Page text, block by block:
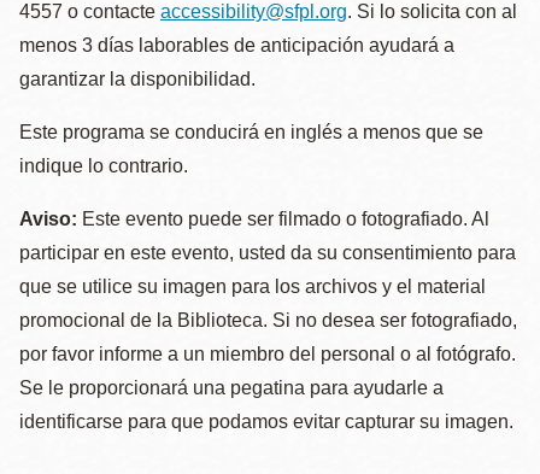
4557 o contacte accessibility@sfpl.org. Si lo solicita con al
menos 3 días laborables de anticipación ayudará a
garantizar la disponibilidad.
Este programa se conducirá en inglés a menos que se
indique lo contrario.
Aviso: Este evento puede ser filmado o fotografiado. Al
participar en este evento, usted da su consentimiento para
que se utilice su imagen para los archivos y el material
promocional de la Biblioteca. Si no desea ser fotografiado,
por favor informe a un miembro del personal o al fotógrafo.
Se le proporcionará una pegatina para ayudarle a
identificarse para que podamos evitar capturar su imagen.